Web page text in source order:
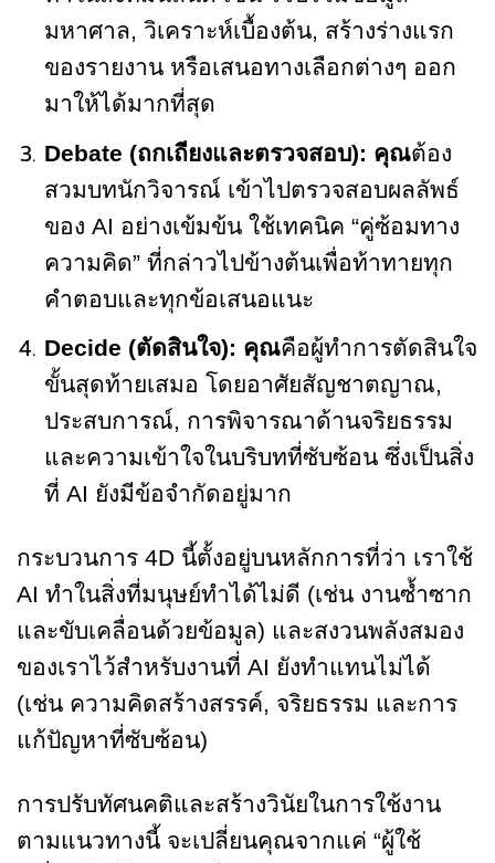
มหาศาล, วิเคราะห์เบื้องต้น, สร้างร่างแรก
ของรายงาน หรือเสนอทางเลือกต่างๆ ออก
มาให้ได้มากที่สุด
Debate (ถกเถียงและตรวจสอบ): คุณต้อง
สวมบทนักวิจารณ์ เข้าไปตรวจสอบผลลัพธ์
ของ AI อย่างเข้มข้น ใช้เทคนิค “คู่ซ้อมทาง
ความคิด” ที่กล่าวไปข้างต้นเพื่อท้าทายทุก
คำตอบและทุกข้อเสนอแนะ
Decide (ตัดสินใจ): คุณคือผู้ทำการตัดสินใจ
ขั้นสุดท้ายเสมอ โดยอาศัยสัญชาตญาณ,
ประสบการณ์, การพิจารณาด้านจริยธรรม
และความเข้าใจในบริบทที่ซับซ้อน ซึ่งเป็นสิ่ง
ที่ AI ยังมีข้อจำกัดอยู่มาก
กระบวนการ 4D นี้ตั้งอยู่บนหลักการที่ว่า เราใช้
AI ทำในสิ่งที่มนุษย์ทำได้ไม่ดี (เช่น งานซ้ำซาก
และขับเคลื่อนด้วยข้อมูล) และสงวนพลังสมอง
ของเราไว้สำหรับงานที่ AI ยังทำแทนไม่ได้
(เช่น ความคิดสร้างสรรค์, จริยธรรม และการ
แก้ปัญหาที่ซับซ้อน)
การปรับทัศนคติและสร้างวินัยในการใช้งาน
ตามแนวทางนี้ จะเปลี่ยนคุณจากแค่ “ผู้ใช้